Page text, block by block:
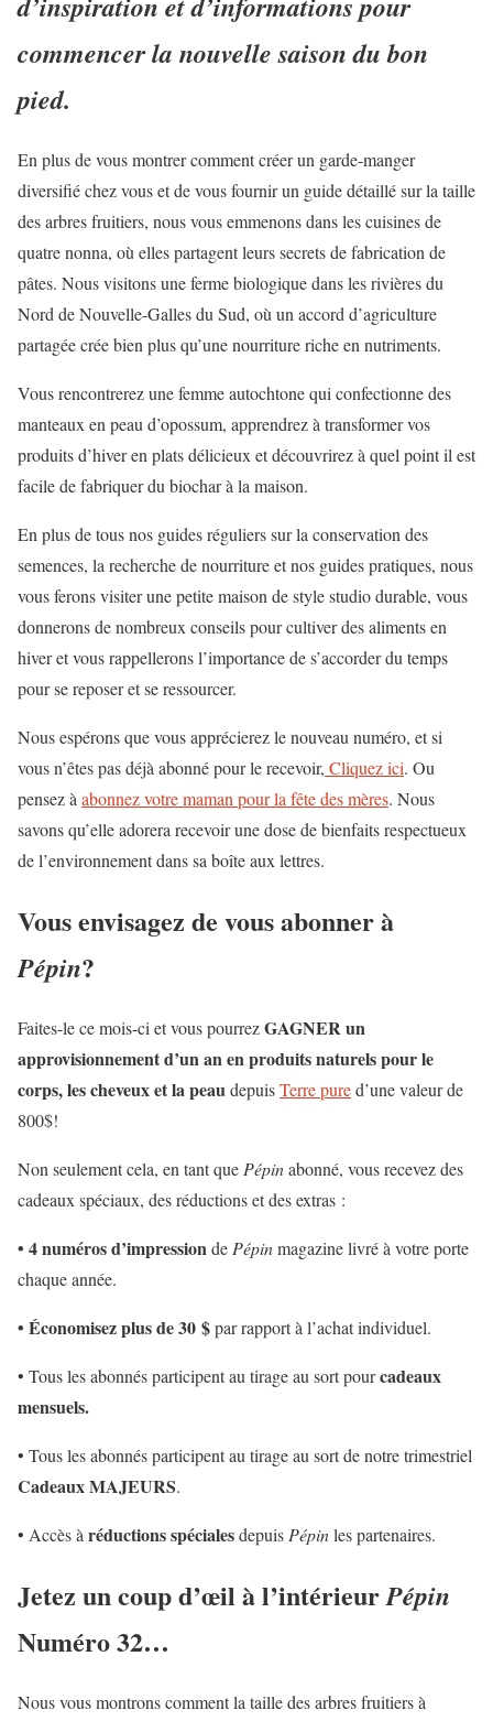
commencer la nouvelle saison du bon
pied.
En plus de vous montrer comment créer un garde-manger
diversifié chez vous et de vous fournir un guide détaillé sur la taille
des arbres fruitiers, nous vous emmenons dans les cuisines de
quatre nonna, où elles partagent leurs secrets de fabrication de
pâtes. Nous visitons une ferme biologique dans les rivières du
Nord de Nouvelle-Galles du Sud, où un accord d’agriculture
partagée crée bien plus qu’une nourriture riche en nutriments.
Vous rencontrerez une femme autochtone qui confectionne des
manteaux en peau d’opossum, apprendrez à transformer vos
produits d’hiver en plats délicieux et découvrirez à quel point il est
facile de fabriquer du biochar à la maison.
En plus de tous nos guides réguliers sur la conservation des
semences, la recherche de nourriture et nos guides pratiques, nous
vous ferons visiter une petite maison de style studio durable, vous
donnerons de nombreux conseils pour cultiver des aliments en
hiver et vous rappellerons l’importance de s’accorder du temps
pour se reposer et se ressourcer.
Nous espérons que vous apprécierez le nouveau numéro, et si
vous n’êtes pas déjà abonné pour le recevoir, Cliquez ici. Ou
pensez à abonnez votre maman pour la fête des mères. Nous
savons qu’elle adorera recevoir une dose de bienfaits respectueux
de l’environnement dans sa boîte aux lettres.
Vous envisagez de vous abonner à
Pépin?
Faites-le ce mois-ci et vous pourrezGAGNERun
approvisionnement d’un an en produits naturels pour le
corps, les cheveux et la peaudepuisTerre pured’une valeur de
800$!
Non seulement cela, en tant que Pépinabonné, vous recevez des
cadeaux spéciaux, des réductions et des extras :
• 4 numéros d’impressionde Pépinmagazine livré à votre porte
chaque année.
• Économisez plus de 30 $par rapport à l’achat individuel.
• Tous les abonnés participent au tirage au sort pourcadeaux
mensuels.
• Tous les abonnés participent au tirage au sort de notre trimestriel
Cadeaux MAJEURS.
• Accès à réductions spécialesdepuis Pépinles partenaires.
Jetez un coup d’œil à l’intérieurPépin
Numéro 32…
Nous vous montrons comment la taille des arbres fruitiers à